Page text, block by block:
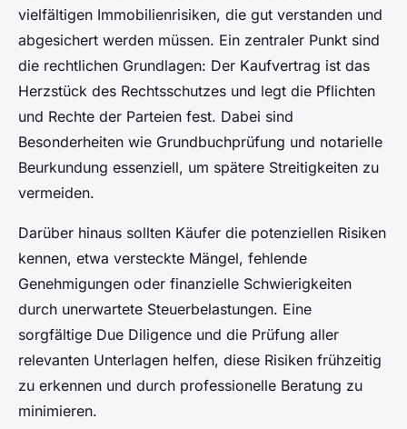
vielfältigen Immobilienrisiken, die gut verstanden und
abgesichert werden müssen. Ein zentraler Punkt sind
die rechtlichen Grundlagen: Der Kaufvertrag ist das
Herzstück des Rechtsschutzes und legt die Pflichten
und Rechte der Parteien fest. Dabei sind
Besonderheiten wie Grundbuchprüfung und notarielle
Beurkundung essenziell, um spätere Streitigkeiten zu
vermeiden.
Darüber hinaus sollten Käufer die potenziellen Risiken
kennen, etwa versteckte Mängel, fehlende
Genehmigungen oder finanzielle Schwierigkeiten
durch unerwartete Steuerbelastungen. Eine
sorgfältige Due Diligence und die Prüfung aller
relevanten Unterlagen helfen, diese Risiken frühzeitig
zu erkennen und durch professionelle Beratung zu
minimieren.